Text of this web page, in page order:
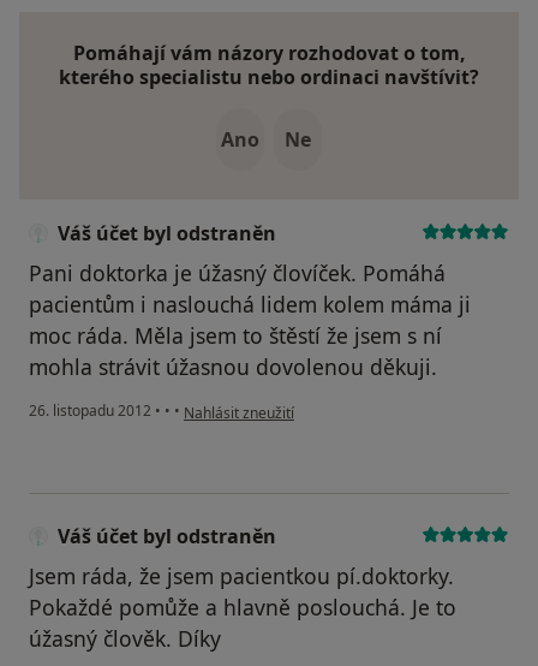
Pomáhají vám názory rozhodovat o tom,
kterého specialistu nebo ordinaci navštívit?
Ano Ne
Váš účet byl odstraněn
Pani doktorka je úžasný človíček. Pomáhá
pacientům i naslouchá lidem kolem máma ji
moc ráda. Měla jsem to štěstí že jsem s ní
mohla strávit úžasnou dovolenou děkuji.
26. listopadu 2012 • • • podle názoru uživatele Váš účet byl odstraněn
Nahlásit zneužití
Váš účet byl odstraněn
Jsem ráda, že jsem pacientkou pí.doktorky.
Pokaždé pomůže a hlavně poslouchá. Je to
úžasný člověk. Díky